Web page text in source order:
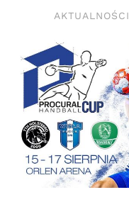
AKTUALNOŚCI